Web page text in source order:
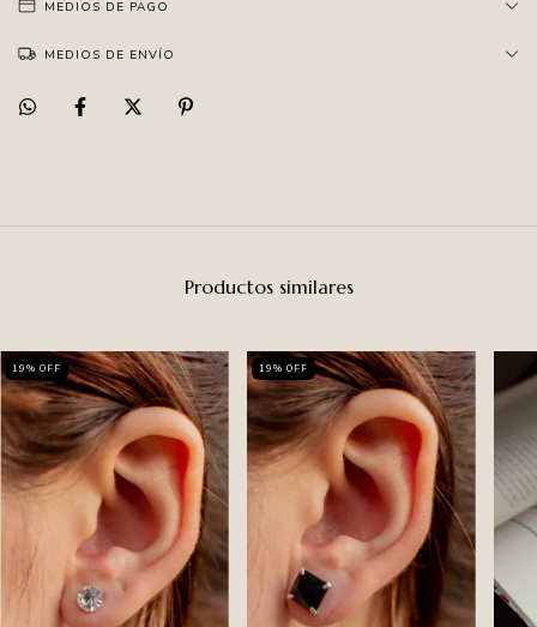
MEDIOS DE PAGO
MEDIOS DE ENVÍO
Productos similares
19% OFF 19% OFF